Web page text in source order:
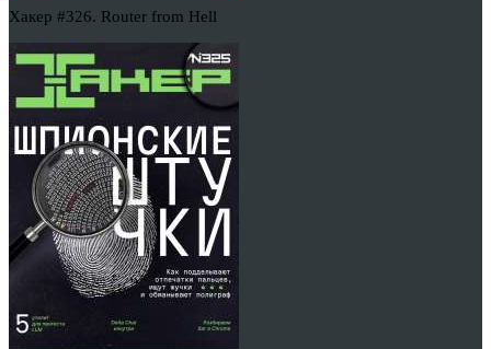
Хакер #326. Router from Hell